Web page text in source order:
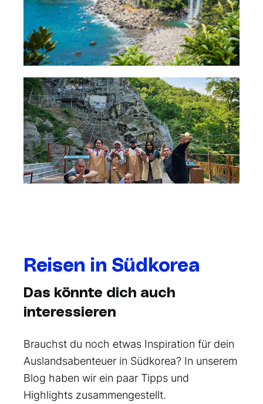
Reisen in Südkorea
Das könnte dich auch
interessieren
Brauchst du noch etwas Inspiration für dein
Auslandsabenteuer in Südkorea? In unserem
Blog haben wir ein paar Tipps und
Highlights zusammengestellt.